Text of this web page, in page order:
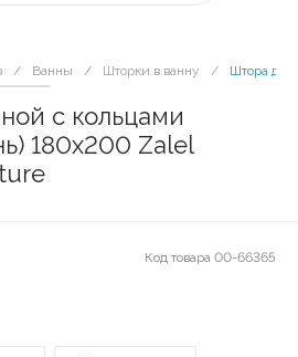
/ Ванны / Шторки в ванну / Штора для
с кольцами
180х200 Zalel
Код товара 00-66365